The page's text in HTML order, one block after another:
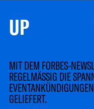
UP
MIT DEM FORBES-
REGELMÄSSIG DIE
GELIEFERT.